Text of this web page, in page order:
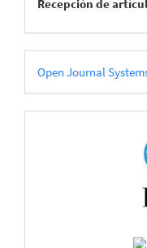
Recepción de
por
Open Journal